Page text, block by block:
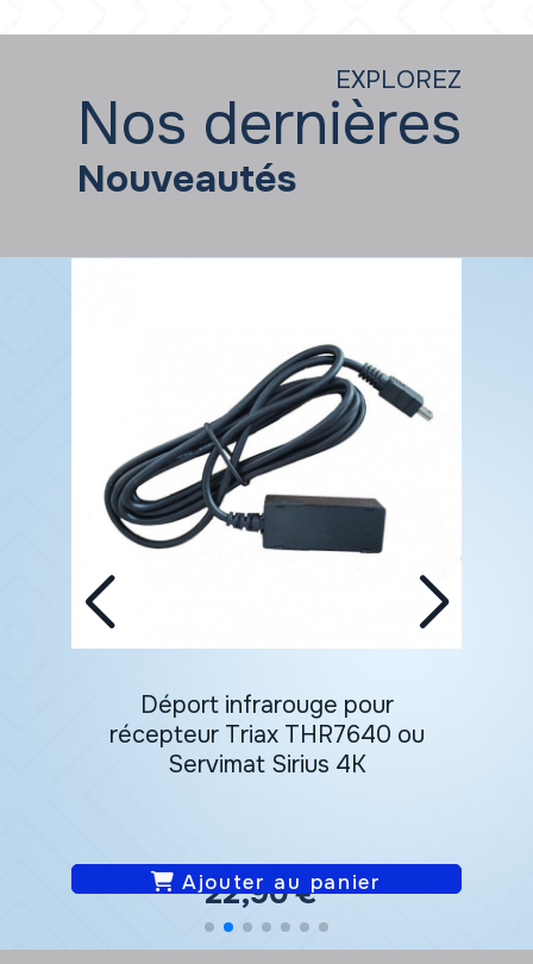
EXPLOREZ
Nos dernières
Nouveautés
Déport infrarouge pour
récepteur Triax THR7640 ou
Servimat Sirius 4K
22,90€
Ajouter au panier